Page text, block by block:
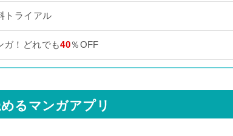
トライアル
ガ！どれでも40％OFF
るマンガアプリ